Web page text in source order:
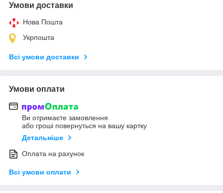
Умови доставки
Нова Пошта
Укрпошта
Всі умови доставки
Умови оплати
Ви отримаєте замовлення
або гроші повернуться на вашу картку
Детальніше
Оплата на рахунок
Всі умови оплати